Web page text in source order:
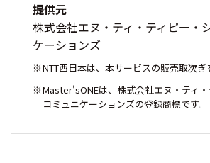
提供元
株式会社エヌ・ティ・ティピー・
ケーションズ
NTT西日本は、本サービスの販売取次ぎ
Master'sONEは、株式会社エヌ・ティ
コミュニケーションズの登録商標です。